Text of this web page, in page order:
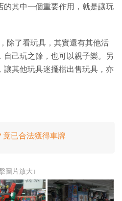
的其中一個重要作用，就是讓玩
除了看玩具，其實還有其他活
自己玩之餘，也可以親子樂。另
讓其他玩具迷擺檔出售玩具，亦
竟已合法獲得車牌
圖片放大↓